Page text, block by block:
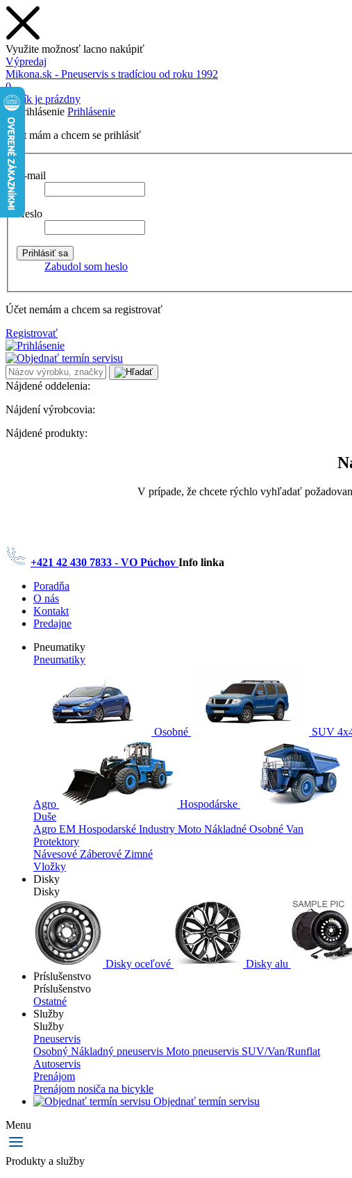
Využite možnosť lacno nakúpiť
Výpredaj
Mikona.sk - Pneuservis s tradíciou od roku 1992
0
Košík je prázdny
Prihlásenie
Účet mám a chcem se prihlásiť
E-mail
Heslo
Zabudol som heslo
Účet nemám a chcem sa registrovať
Registrovať
Nájdené oddelenia:
Nájdení výrobcovia:
Nájdené produkty:
V prípade, že chcete rýchlo vyhľadať
+421 42 430 7833 - VO Púchov Info linka
Poradňa
O nás
Kontakt
Predajne
Pneumatiky
Pneumatiky
Osobné SUV
Agro Hospodárske
Duše
Agro EM Hospodarské Industry Moto Nákladné Osobné Van
Protektory
Návesové Záberové Zimné
Vložky
Disky
Disky
Disky oceľové Disky alu
Príslušenstvo
Príslušenstvo
Ostatné
Služby
Služby
Pneuservis
Osobný Nákladný pneuservis Moto pneuservis SUV/Van/Runflat
Autoservis
Prenájom
Prenájom nosiča na bicykle
Objednať termín servisu
Menu
Produkty a služby